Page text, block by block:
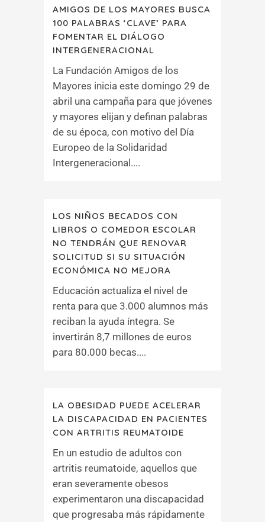
AMIGOS DE LOS MAYORES BUSCA
100 PALABRAS ‘CLAVE’ PARA
FOMENTAR EL DIÁLOGO
INTERGENERACIONAL
La Fundación Amigos de los
Mayores inicia este domingo 29 de
abril una campaña para que jóvenes
y mayores elijan y definan palabras
de su época, con motivo del Día
Europeo de la Solidaridad
Intergeneracional....
LOS NIÑOS BECADOS CON
LIBROS O COMEDOR ESCOLAR
NO TENDRÁN QUE RENOVAR
SOLICITUD SI SU SITUACIÓN
ECONÓMICA NO MEJORA
Educación actualiza el nivel de
renta para que 3.000 alumnos más
reciban la ayuda íntegra. Se
invertirán 8,7 millones de euros
para 80.000 becas....
LA OBESIDAD PUEDE ACELERAR
LA DISCAPACIDAD EN PACIENTES
CON ARTRITIS REUMATOIDE
En un estudio de adultos con
artritis reumatoide, aquellos que
eran severamente obesos
experimentaron una discapacidad
que progresaba más rápidamente